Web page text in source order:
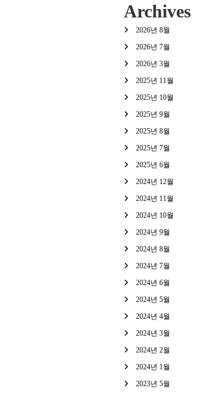
Archives
2026년 8월
2026년 7월
2026년 3월
2025년 11월
2025년 10월
2025년 9월
2025년 8월
2025년 7월
2025년 6월
2024년 12월
2024년 11월
2024년 10월
2024년 9월
2024년 8월
2024년 7월
2024년 6월
2024년 5월
2024년 4월
2024년 3월
2024년 2월
2024년 1월
2023년 5월